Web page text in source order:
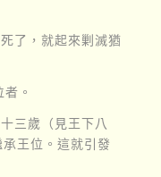
了，就起來剿滅猶
。
三歲（見王下八
王位。這就引發